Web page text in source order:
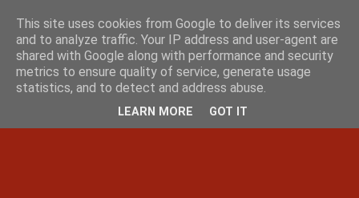
This site uses cookies from Google to deliver its services
and to analyze traffic. Your IP address and user-agent are
shared with Google along with performance and security
metrics to ensure quality of service, generate usage
statistics, and to detect and address abuse.
LEARN MORE GOT IT